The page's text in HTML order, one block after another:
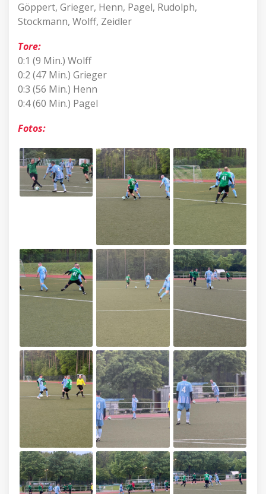
Göppert, Grieger, Henn, Pagel, Rudolph,
Stockmann, Wolff, Zeidler
Tore:
0:1 (9 Min.) Wolff
0:2 (47 Min.) Grieger
0:3 (56 Min.) Henn
0:4 (60 Min.) Pagel
Fotos: